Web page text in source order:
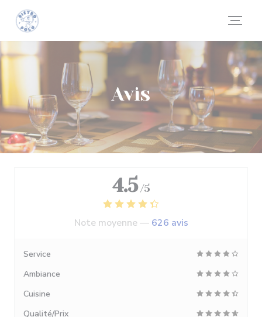
Personnalisation de vos choix en matière de cookies
Avis
4.5 /5
Note moyenne — 626 avis
Service
Ambiance
Cuisine
Qualité/Prix